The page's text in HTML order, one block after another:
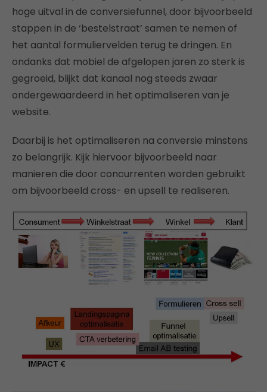
hoge uitval in de conversiefunnel, door bijvoorbeeld
stappen in de ‘bestelstraat’ samen te nemen of
het aantal formuliervelden terug te dringen. En
ondanks dat mobiel de afgelopen jaren zo sterk is
gegroeid, blijkt dat kanaal nog steeds zwaar
ondergewaardeerd in het optimaliseren van je
website.
Daarbij is het optimaliseren na conversie minstens
zo belangrijk. Kijk hiervoor bijvoorbeeld naar
manieren die door concurrenten worden gebruikt
om bijvoorbeeld cross- en upsell te realiseren.